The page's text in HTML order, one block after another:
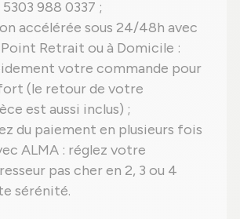
988 0337 ;
accélérée sous 24/48h avec
Retrait ou à Domicile :
votre commande pour
(le retour de votre
est aussi inclus) ;
du paiement en plusieurs fois
ALMA : réglez votre
pas cher en 2, 3 ou 4
sérénité.